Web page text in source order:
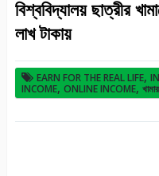
বিশ্ববিদ্যালয় ছাত্রীর
লাখ টাকায়
EARN FOR THE REAL LIFE,
INCOME, ONLINE INCOME, খামার